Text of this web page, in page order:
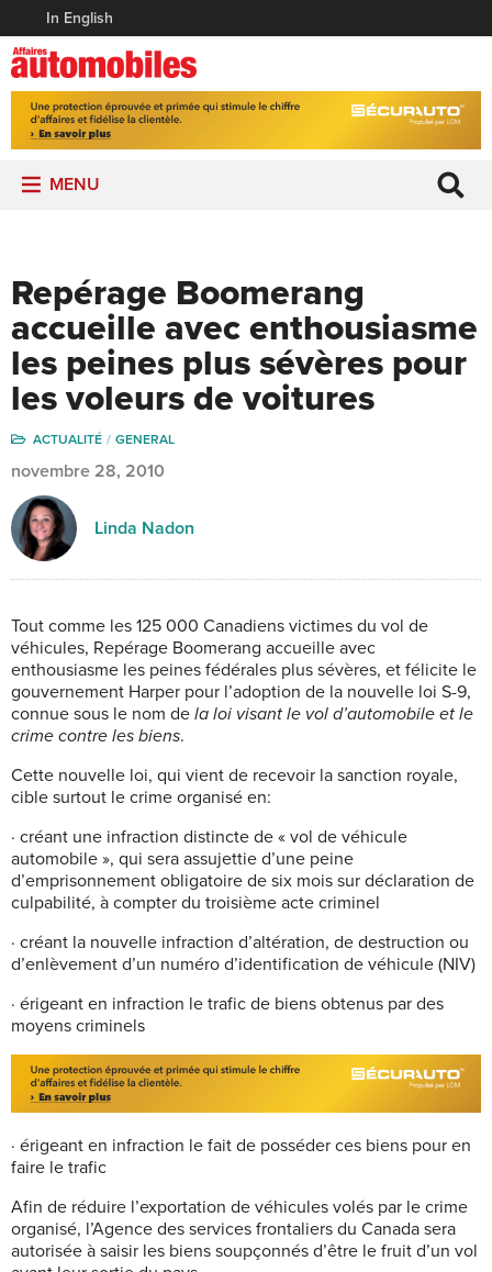
In English
MENU
Repérage Boomerang
accueille avec enthousiasme
les peines plus sévères pour
les voleurs de voitures
ACTUALITÉ GENERAL
novembre 28, 2010
Linda Nadon
Tout comme les 125 000 Canadiens victimes du vol de
véhicules, Repérage Boomerang accueille avec
enthousiasme les peines fédérales plus sévères, et félicite le
gouvernement Harper pour l’adoption de la nouvelle loi S-9,
connue sous le nom de la loi visant le vol d’automobile et le
crime contre les biens.
Cette nouvelle loi, qui vient de recevoir la sanction royale,
cible surtout le crime organisé en:
· créant une infraction distincte de « vol de véhicule
automobile », qui sera assujettie d’une peine
d’emprisonnement obligatoire de six mois sur déclaration de
culpabilité, à compter du troisième acte criminel
· créant la nouvelle infraction d’altération, de destruction ou
d’enlèvement d’un numéro d’identification de véhicule (NIV)
· érigeant en infraction le trafic de biens obtenus par des
moyens criminels
· érigeant en infraction le fait de posséder ces biens pour en
faire le trafic
Afin de réduire l’exportation de véhicules volés par le crime
organisé, l’Agence des services frontaliers du Canada sera
autorisée à saisir les biens soupçonnés d’être le fruit d’un vol